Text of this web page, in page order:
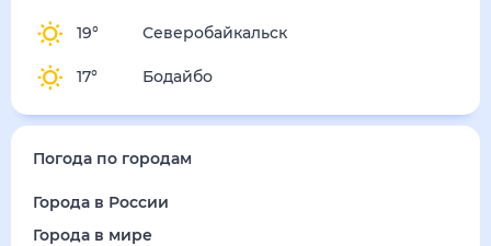
19° Северобайкальск
17° Бодайбо
Погода по городам
Города в России
Города в мире